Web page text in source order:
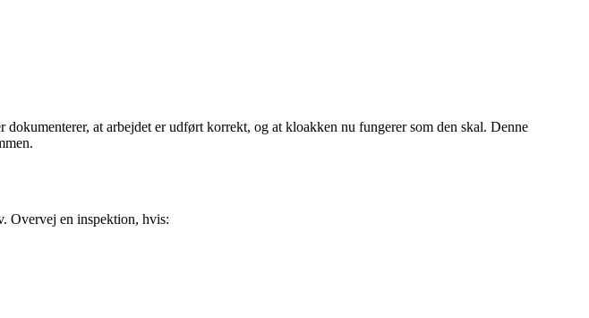
dokumenterer, at arbejdet er udført korrekt, og at kloakken nu fungerer som den skal. Denne
Overvej en inspektion, hvis: